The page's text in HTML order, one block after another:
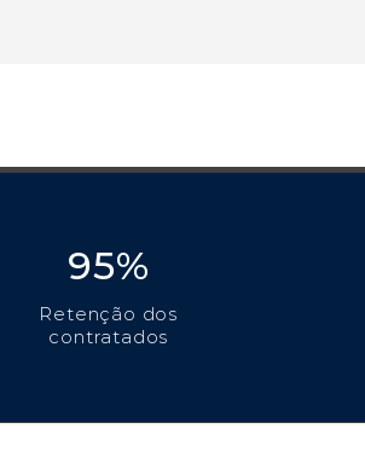
95%
Retenção dos
contratados